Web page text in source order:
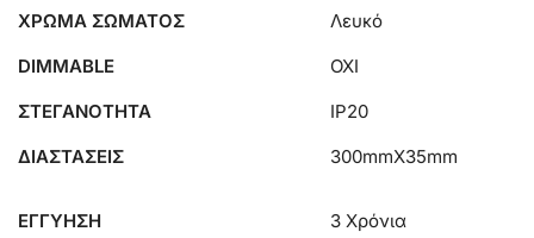
ΧΡΩΜΑ ΣΩΜΑΤΟΣ
Λευκό
DIMMABLE
ΟΧΙ
ΣΤΕΓΑΝΟΤΗΤΑ
IP20
ΔΙΑΣΤΑΣΕΙΣ
300mmX35mm
ΕΓΓΥΗΣΗ 3 Χρόνια